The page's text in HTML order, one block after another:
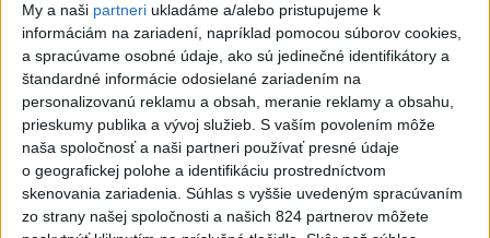
My a naši partneri ukladáme a/alebo pristupujeme k
informáciám na zariadení, napríklad pomocou súborov cookies,
a spracúvame osobné údaje, ako sú jedinečné identifikátory a
štandardné informácie odosielané zariadením na
personalizovanú reklamu a obsah, meranie reklamy a obsahu,
prieskumy publika a vývoj služieb. S vaším povolením môže
naša spoločnosť a naši partneri používať presné údaje
o geografickej polohe a identifikáciu prostredníctvom
skenovania zariadenia. Súhlas s vyššie uvedeným spracúvaním
zo strany našej spoločnosti a našich 824 partnerov môžete
Tajomníkom Najvyššej rady
národnej bezpečnosti v Iráne je
M. Rezáí
dnes 6:02
Vlani prišlo o život na celom
svete 350 humanitárnych
pracovníkov
dnes 6:20